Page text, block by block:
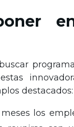
destacados:
los